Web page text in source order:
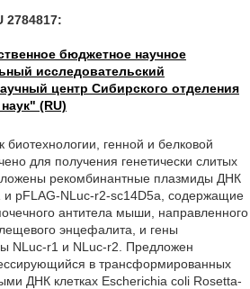
2784817:
бюджетное научное
исследовательский
центр Сибирского отделения
(RU)
биотехнологии, генной и белковой
для получения генетически слитых
рекомбинантные плазмиды ДНК
и pFLAG-NLuc-r2-sc14D5a, содержащие
антитела мыши, направленного
энцефалита, и гены
NLuc-r1 и NLuc-r2. Предложен
в трансформированных
ДНК клетках Escherichia coli Rosetta-